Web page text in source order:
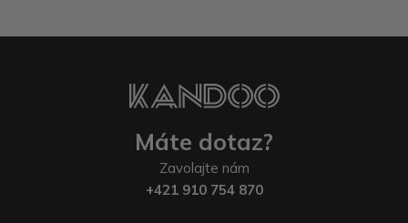
Máte dotaz?
Zavolajte nám
+421 910 754 870